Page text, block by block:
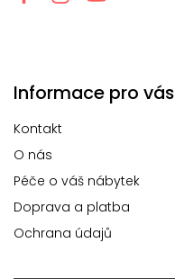
Informace pro vás
Kontakt
O nás
Péče o váš nábytek
Doprava a platba
Ochrana údajů